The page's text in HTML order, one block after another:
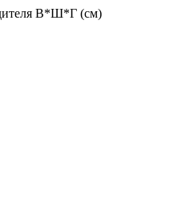
В*Ш*Г (см)